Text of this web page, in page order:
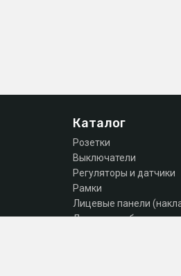
Каталог
Розетки
Выключатели
Регуляторы и датчики
Рамки
Лицевые панели
Лючки, коробки,